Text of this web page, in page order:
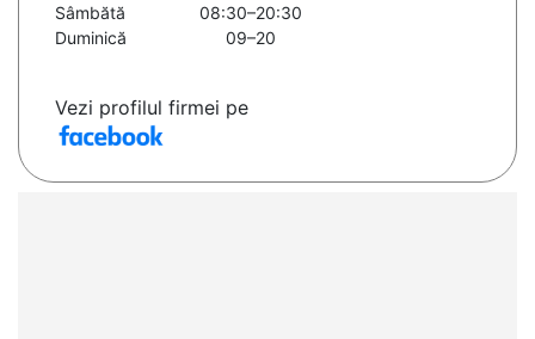
Sâmbătă
08:30–20:30
Duminică
09–20
Vezi profilul firmei pe